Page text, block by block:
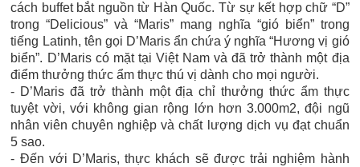
cách buffet bắt nguồn từ Hàn Quốc. Từ sự kết hợp chữ “D”
trong “Delicious” và “Maris” mang nghĩa “gió biển” trong
tiếng Latinh, tên gọi D’Maris ẩn chứa ý nghĩa “Hương vị gió
biển”. D’Maris có mặt tại Việt Nam và đã trở thành một địa
điểm thưởng thức ẩm thực thú vị dành cho mọi người.
- D’Maris đã trở thành một địa chỉ thưởng thức ẩm thực
tuyệt vời, với không gian rộng lớn hơn 3.000m2, đội ngũ
nhân viên chuyên nghiệp và chất lượng dịch vụ đạt chuẩn
5 sao.
- Đến với D’Maris, thực khách sẽ được trải nghiệm hành